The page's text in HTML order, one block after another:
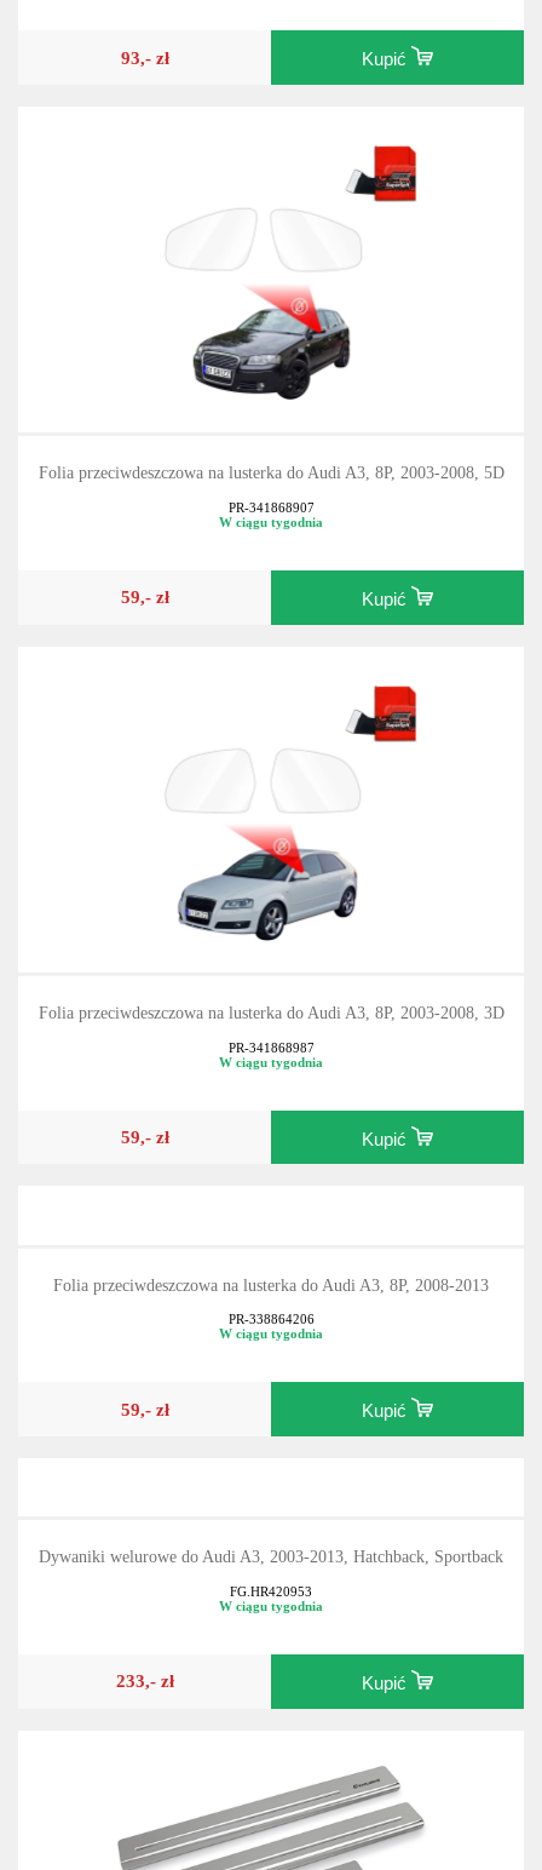
93,- zł Kupić
Folia przeciwdeszczowa na lusterka do Audi A3, 8P, 2003-2008, 5D
PR-341868907
W ciągu tygodnia
59,- zł Kupić
Folia przeciwdeszczowa na lusterka do Audi A3, 8P, 2003-2008, 3D
PR-341868987
W ciągu tygodnia
59,- zł Kupić
Folia przeciwdeszczowa na lusterka do Audi A3, 8P, 2008-2013
PR-338864206
W ciągu tygodnia
59,- zł Kupić
Dywaniki welurowe do Audi A3, 2003-2013, Hatchback, Sportback
FG.HR420953
W ciągu tygodnia
233,- zł Kupić